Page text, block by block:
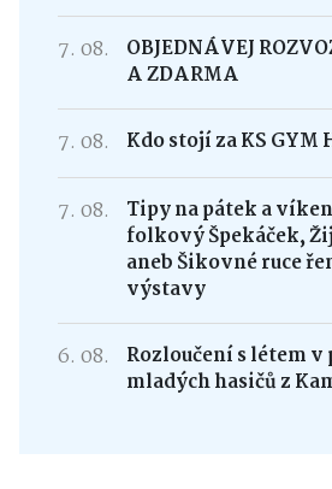
7. 08.
OBJEDNÁVEJ
A ZDARMA
7. 08. Kdo stojí za KS GYM
7. 08.
Tipy na pátek a
folkový Špekáček,
aneb Šikovné ruce
výstavy
6. 08.
Rozloučení s létem v
mladých hasičů z